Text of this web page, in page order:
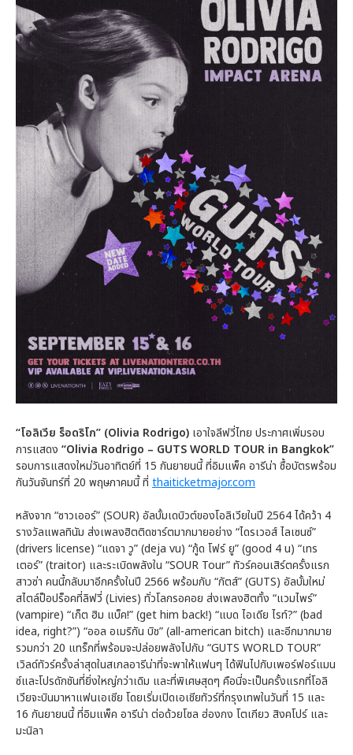
“โอลิเวีย ร็อดริโก” (Olivia Rodrigo) เอาใจลีฟวี่ไทย ประกาศเพิ่มรอบ
การแสดง “Olivia Rodrigo – GUTS WORLD TOUR in Bangkok”
รอบการแสดงใหม่วันอาทิตย์ที่ 15 กันยายนนี้ ที่อิมแพ็ค อารีน่า ซื้อบัตรพร้อม
กันวันจันทร์ที่ 20 พฤษภาคมนี้ ที่ thaiticketmajor.com
หลังจาก “ซาวเออร์” (SOUR) อัลบั้มเดบิวต์ของโอลิเวียในปี 2564 ได้คว้า 4
รางวัลแพลทินัม ส่งเพลงฮิตติดชาร์ตมากมายอย่าง “ไดรเวอส์ ไลเซนซ์”
(drivers license) “แดจา วู” (deja vu) “กู้ด โฟร์ ยู” (good 4 u) “เทร
เตอร์” (traitor) และระเบิดพลังใน “SOUR Tour” ทัวร์คอนเสิร์ตครั้งแรก
สาวซ่า คนนี้กลับมาอีกครั้งในปี 2566 พร้อมกับ “กัตส์” (GUTS) อัลบั้มใหม่
สไตล์ป็อปร็อคที่ลิฟวี่ (Livies) ทั่วโลกรอคอย ส่งเพลงฮิตทั้ง “แวมไพร์”
(vampire) “เก็ต ฮิม แบ็ค!” (get him back!) “แบด ไอเดีย ไรท์?” (bad
idea, right?”) “ออล อเมริกัน บิช” (all-american bitch) และอีกมากมาย
รวมกว่า 20 แทร็กที่พร้อมจะปล่อยพลังไปกับ “GUTS WORLD TOUR”
เวิลด์ทัวร์ครั้งล่าสุดในสเกลอารีน่าที่จะพาให้แฟนๆ ได้ฟินไปกับเพอร์ฟอร์แมน
ซ์และโปรดักชันที่ยิ่งใหญ่กว่าเดิม และที่พิเศษสุดๆ คือนี่จะเป็นครั้งแรกที่โอลิ
เวียจะบินมาหาแฟนเอเชีย โดยเริ่มเปิดเอเชียทัวร์ที่กรุงเทพในวันที่ 15 และ
16 กันยายนนี้ ที่อิมแพ็ค อารีน่า ต่อด้วยโซล ฮ่องกง โตเกียว สิงคโปร์ และ
มะนิลา